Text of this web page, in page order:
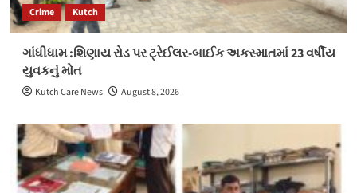
Crime Kutch
ગાંધીધામ :શિણાય રોડ પર ટ્રેઈલર-બાઈક અકસ્માતમાં 23 વર્ષીય
યુવકનું મોત
Kutch Care News August 8, 2026